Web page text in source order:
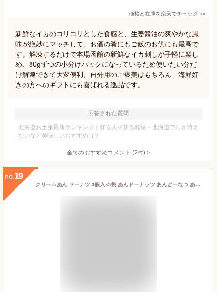
価格と在庫を楽天でチェック >>
新鮮なイカのコリコリとした食感と、生姜醤油の爽やかな風
味が絶妙にマッチして、お酒の肴にもご飯のお供にも最高で
す。解凍するだけで本場函館の新鮮なイカ刺しが手軽に楽し
め、80gずつの小分けパックになっているため使いたい分だ
け解凍できて大変便利。自分用のご褒美はもちろん、海鮮好
きの方へのギフトにも喜ばれる逸品です。
回答された質問
北海道お土産最新ランキング｜知る人ぞ知る銘菓・北海道でしか買え
ないなど美味しいおすすめは？
全てのおすすめコメント (2件) >
no. 19
クリームあん ドーナツ 3個入×3袋 あんドーナッツ あんどーなつ あんこ こし餡 クリーム 北海道産 冷凍 北海道 お土産 お取り寄せスイーツ わらく堂 スイーツ 誕生日 食べ物 ギフト 和スイーツ sweets 送料無料 ソーシャルギフト 敬老の日